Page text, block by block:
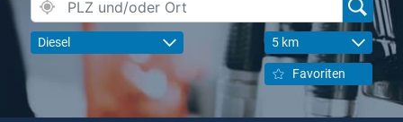
Diesel 5 km
Favoriten